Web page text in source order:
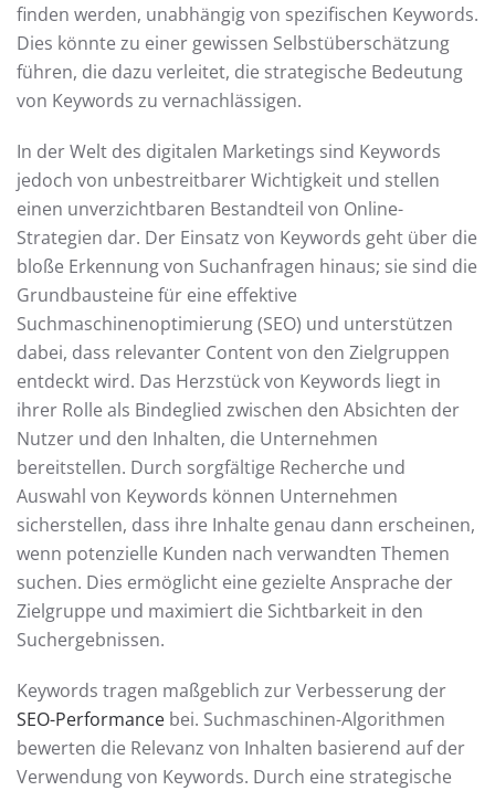
finden werden, unabhängig von spezifischen Keywords.
Dies könnte zu einer gewissen Selbstüberschätzung
führen, die dazu verleitet, die strategische Bedeutung
von Keywords zu vernachlässigen.
In der Welt des digitalen Marketings sind Keywords
jedoch von unbestreitbarer Wichtigkeit und stellen
einen unverzichtbaren Bestandteil von Online-
Strategien dar. Der Einsatz von Keywords geht über die
bloße Erkennung von Suchanfragen hinaus; sie sind die
Grundbausteine für eine effektive
Suchmaschinenoptimierung (SEO) und unterstützen
dabei, dass relevanter Content von den Zielgruppen
entdeckt wird. Das Herzstück von Keywords liegt in
ihrer Rolle als Bindeglied zwischen den Absichten der
Nutzer und den Inhalten, die Unternehmen
bereitstellen. Durch sorgfältige Recherche und
Auswahl von Keywords können Unternehmen
sicherstellen, dass ihre Inhalte genau dann erscheinen,
wenn potenzielle Kunden nach verwandten Themen
suchen. Dies ermöglicht eine gezielte Ansprache der
Zielgruppe und maximiert die Sichtbarkeit in den
Suchergebnissen.
Keywords tragen maßgeblich zur Verbesserung der
SEO-Performance bei. Suchmaschinen-Algorithmen
bewerten die Relevanz von Inhalten basierend auf der
Verwendung von Keywords. Durch eine strategische